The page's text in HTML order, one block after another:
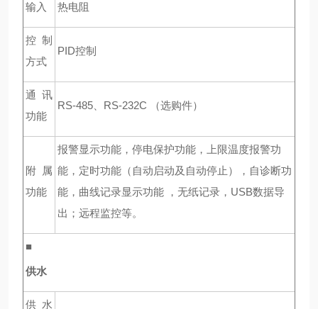
输入 热电阻
控制
方式
PID控制
通讯
功能
RS-485 、RS-232C （选购件）
附属
功能
报警显示功能，停电保护功能，上限温度报警功
能，定时功能（自动启动及自动停止），自诊断功
能，曲线记录显示功能 ，无纸记录， USB数据导
出 ；远程监控等。
■
供水
供水